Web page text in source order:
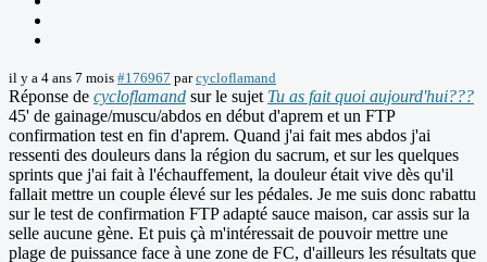
il y a 4 ans 7 mois #176967 parcycloflamand
Réponse de cycloflamand sur le sujet Tu as fait quoi aujourd'hui???
45' de gainage/muscu/abdos en début d'aprem et un FTP
confirmation test en fin d'aprem. Quand j'ai fait mes abdos j'ai
ressenti des douleurs dans la région du sacrum, et sur les quelques
sprints que j'ai fait à l'échauffement, la douleur était vive dès qu'il
fallait mettre un couple élevé sur les pédales. Je me suis donc rabattu
sur le test de confirmation FTP adapté sauce maison, car assis sur la
selle aucune gène. Et puis çà m'intéressait de pouvoir mettre une
plage de puissance face à une zone de FC, d'ailleurs les résultats que